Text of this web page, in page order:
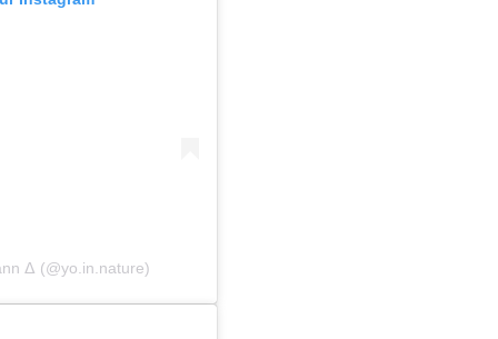
ᐃ (@yo.in.nature)